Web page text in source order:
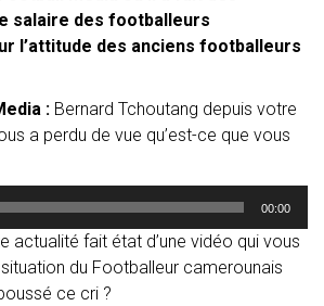
salaire des footballeurs
l’attitude des anciens footballeurs
: Bernard Tchoutang depuis votre
a perdu de vue qu’est-ce que vous
00:00
actualité fait état d’une vidéo qui vous
du Footballeur camerounais
ce cri ?